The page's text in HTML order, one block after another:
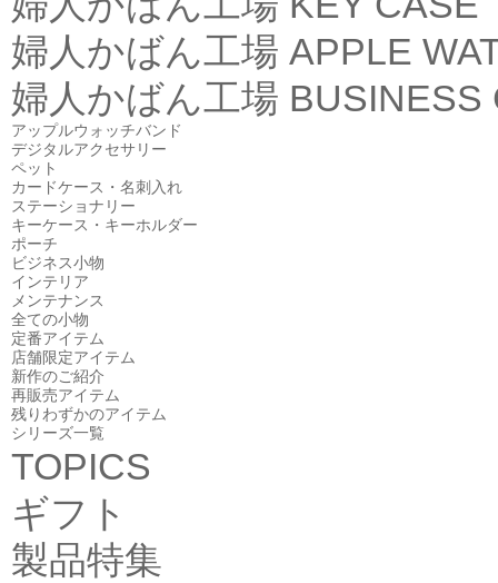
婦人かばん工場 APPLE
婦人かばん工場 BUSINESS
アップルウォッチバンド
デジタルアクセサリー
ペット
カードケース・名刺入れ
ステーショナリー
キーケース・キーホルダー
ポーチ
ビジネス小物
インテリア
メンテナンス
全ての小物
定番アイテム
店舗限定アイテム
新作のご紹介
再販売アイテム
残りわずかのアイテム
シリーズ一覧
TOPICS
ギフト
製品特集